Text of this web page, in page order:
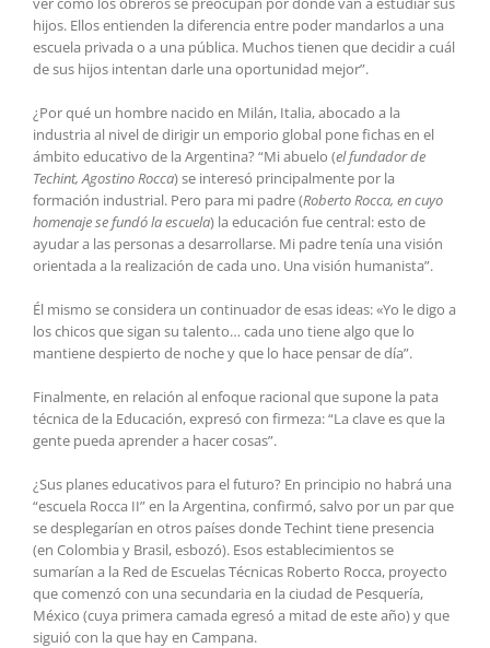
hijos. Ellos entienden la diferencia entre poder mandarlos a una
escuela privada o a una pública. Muchos tienen que decidir a cuál
de sus hijos intentan darle una oportunidad mejor”.
¿Por qué un hombre nacido en Milán, Italia, abocado a la
industria al nivel de dirigir un emporio global pone fichas en el
ámbito educativo de la Argentina? “Mi abuelo (el fundador de
Techint, Agostino Rocca) se interesó principalmente por la
formación industrial. Pero para mi padre (Roberto Rocca, en cuyo
homenaje se fundó la escuela) la educación fue central: esto de
ayudar a las personas a desarrollarse. Mi padre tenía una visión
orientada a la realización de cada uno. Una visión humanista”.
Él mismo se considera un continuador de esas ideas: «Yo le digo a
los chicos que sigan su talento… cada uno tiene algo que lo
mantiene despierto de noche y que lo hace pensar de día”.
Finalmente, en relación al enfoque racional que supone la pata
técnica de la Educación, expresó con firmeza: “La clave es que la
gente pueda aprender a hacer cosas”.
¿Sus planes educativos para el futuro? En principio no habrá una
“escuela Rocca II” en la Argentina, confirmó, salvo por un par que
se desplegarían en otros países donde Techint tiene presencia
(en Colombia y Brasil, esbozó). Esos establecimientos se
sumarían a la Red de Escuelas Técnicas Roberto Rocca, proyecto
que comenzó con una secundaria en la ciudad de Pesquería,
México (cuya primera camada egresó a mitad de este año) y que
siguió con la que hay en Campana.